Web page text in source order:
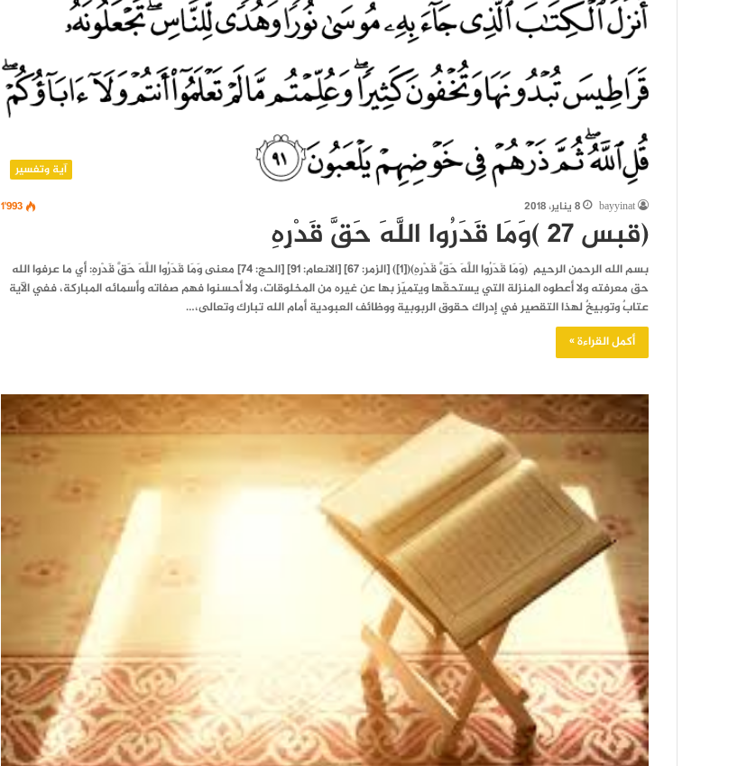
آية وتفسير
bayyinat 8 يناير، 2018 1٬993
(قبس 27 )وَمَا قَدَرُوا اللَّهَ حَقَّ قَدْرِهِ
بسم الله الرحمن الرحيم (وَمَا قَدَرُوا اللَّهَ حَقَّ قَدْرِهِ)([1]) [الزمر: 67] [الانعام: 91] [الحج: 74] معنى وَمَا قَدَرُوا اللَّهَ حَقَّ قَدْرِهِ: أي ما عرفوا الله
حق معرفته ولا أعطوه المنزلة التي يستحقّها ويتميّز بها عن غيره من المخلوقات، ولا أحسنوا فهم صفاته وأسمائه المباركة، ففي الآية
عتابٌ وتوبيخٌ لهذا التقصير في إدراك حقوق الربوبية ووظائف العبودية أمام الله تبارك وتعالى،…
أكمل القراءة »